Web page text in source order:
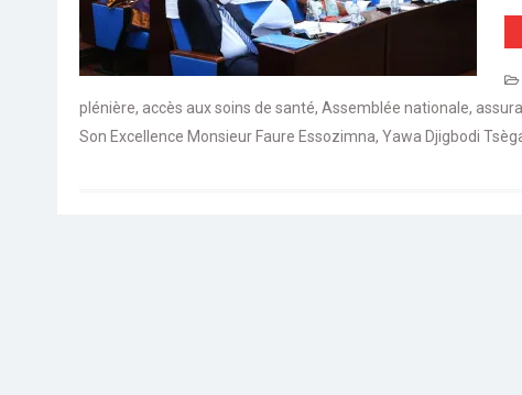
plénière, accès aux soins de santé, Assemblée nationale,
Son Excellence Monsieur Faure Essozimna, Yawa Djigbodi